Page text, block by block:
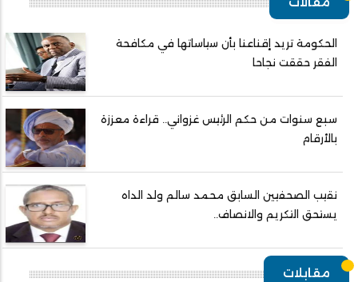
الحكومة تريد إقناعنا بأن سياساتها في مكافحة
الفقر حققت نجاحا
سبع سنوات من حكم الرئيس غزواني.. قراءة معززة
بالأرقام
نقيب الصحفيين السابق محمد سالم ولد الداه
يستحق التكريم والانصاف..
مقابلات